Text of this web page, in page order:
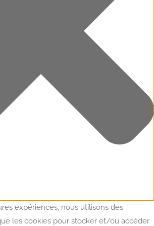
expériences, nous utilisons des
les cookies pour stocker et/ou accéder